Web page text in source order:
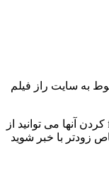
به سایت راز فیلم
با رفتن به کانال های شبکه اجتماعی و follow کردن آنها می توانید از
زودتر با خبر شوید